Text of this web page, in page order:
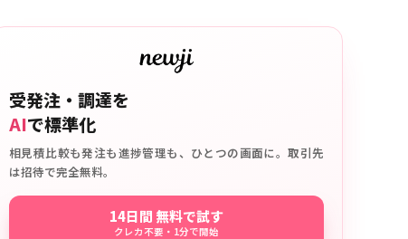
受発注・調達を
AIで標準化
相見積比較も発注も進捗管理も、ひとつの画面に。取引先
は招待で完全無料。
14日間 無料で試す
クレカ不要・1分で開始